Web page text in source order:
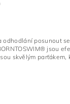
odhodlání posunout
jsou
přípravu. Jsou skvělým